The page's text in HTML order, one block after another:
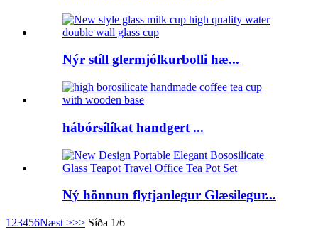
Nýr stíll glermjólkurbolli hæ...
hábórsílíkat handgert ...
Ný hönnun flytjanlegur Glæsilegur...
1 23456Næst >>> Síða 1/6